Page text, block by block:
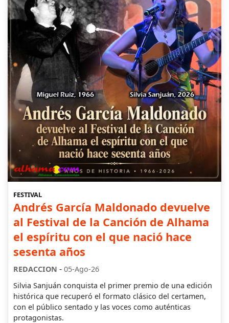
FESTIVAL
Andrés García Maldonado devuelve
al Festival de la Canción de Alhama
el espíritu con el que nació hace
sesenta años
REDACCION - 05-Ago-26
Silvia Sanjuán conquista el primer premio de una edición
histórica que recuperó el formato clásico del certamen,
con el público sentado y las voces como auténticas
protagonistas.